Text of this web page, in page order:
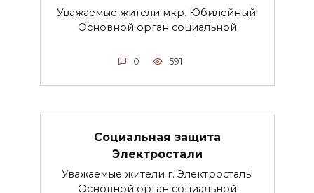
Уважаемые жители мкр. Юбилейный!
Основной орган социальной
0 591
Социальная защита
Электростали
Уважаемые жители г. Электросталь!
Основной орган социальной